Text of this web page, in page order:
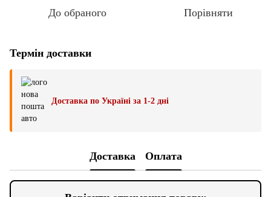
До обраного Порівняти
Термін доставки
Доставка по Україні за 1-2 дні
Доставка Оплата